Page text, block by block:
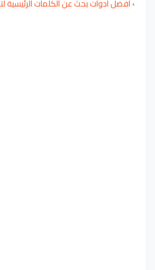
›أفضل أدوات بحث عن الكلمات الرئيسية